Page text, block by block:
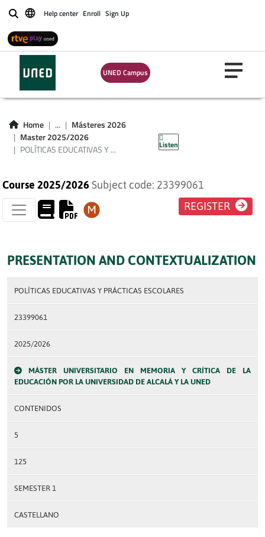
BuscarHelp center Enroll Sign Up
UNED Campus
Home ...
Másteres 2026
Master 2025/2026
POLÍTICAS EDUCATIVAS Y ...
Listen
POLÍTICAS
EDUCATIVAS Y
PRÁCTICAS
ESCOLARES
Course 2025/2026 Subject code: 23399061
REGISTER
PRESENTATION AND CONTEXTUALIZATION
POLÍTICAS EDUCATIVAS Y PRÁCTICAS ESCOLARES
23399061
2025/2026
MÁSTER UNIVERSITARIO EN MEMORIA Y CRÍTICA DE LA
EDUCACIÓN POR LA UNIVERSIDAD DE ALCALÁ Y LA UNED
CONTENIDOS
5
125
SEMESTER 1
CASTELLANO